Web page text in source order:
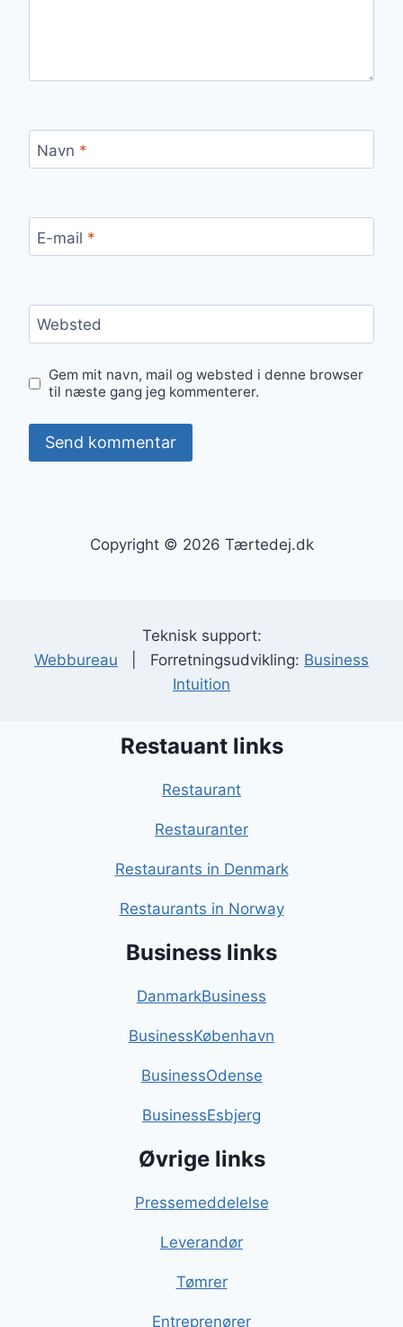
Navn *
E-mail *
Websted
Gem mit navn, mail og websted i denne browser
til næste gang jeg kommenterer.
Copyright © 2026 Tærtedej.dk
Teknisk support:
Webbureau | Forretningsudvikling: Business
Intuition
Restauant links
Restaurant
Restauranter
Restaurants in Denmark
Restaurants in Norway
Business links
DanmarkBusiness
BusinessKøbenhavn
BusinessOdense
BusinessEsbjerg
Øvrige links
Pressemeddelelse
Leverandør
Tømrer
Entreprenører